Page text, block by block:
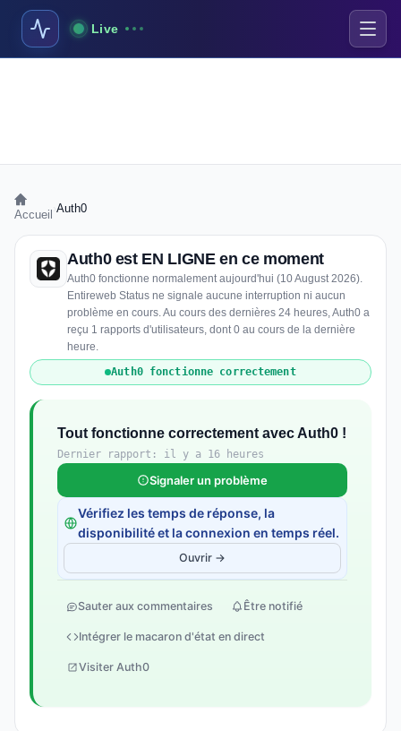
Live
Accueil Auth0
Auth0 est EN LIGNE en ce moment
Auth0 fonctionne normalement aujourd'hui (10 August 2026).
Entireweb Status ne signale aucune interruption ni aucun
problème en cours. Au cours des dernières 24 heures, Auth0 a
reçu 1 rapports d'utilisateurs, dont 0 au cours de la dernière
heure.
Auth0 fonctionne correctement
Tout fonctionne correctement avec Auth0 !
Dernier rapport: il y a 16 heures
Signaler un problème
Vérifiez les temps de réponse, la
disponibilité et la connexion en temps réel.
Ouvrir →
Sauter aux commentaires Être notifié
Intégrer le macaron d'état en direct
Visiter Auth0